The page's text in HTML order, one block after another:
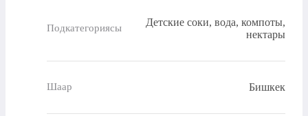
Подкатегориясы
Детские соки, вода, компоты,
нектары
Шаар Бишкек